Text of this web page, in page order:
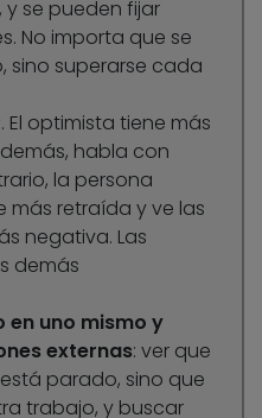
y se pueden fijar
No importa que se
superarse cada
. El optimista tiene más
habla con
la persona
más retraída y ve las
negativa. Las
demás
en uno mismo y
externas: ver que
parado, sino que
trabajo, y buscar